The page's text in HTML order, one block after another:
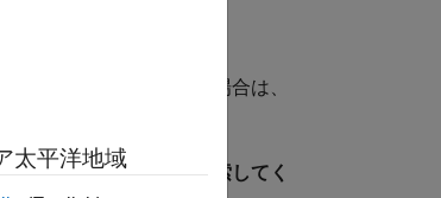
る求人が見つからない場合は、
す。
、所在地を指定して検索してく
太平洋地域